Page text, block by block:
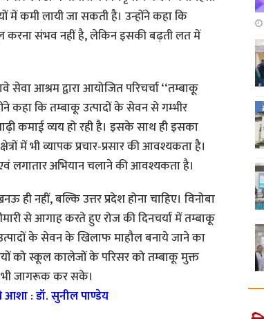
में कमी लायी जा सकती है। उन्होंने कहा कि
करना संभव नहीं है, लेकिन इसकी बढ़ती लत में
आश्रम द्वारा आयोजित परिचर्चा ‘‘तम्बाकू
कहा कि तम्बाकू उत्पादों के सेवन से गम्भीर
कमाई व्यय हो रही है। इसके साथ ही इसका
में भी व्यापक प्रचार-प्रसार की आवश्यकता है।
लगातार अभियान चलाने की आवश्यकता है।
ही नहीं, बल्कि उत्तर प्रदेश होना चाहिए। विनोबा
से आगाह करते हुए रोज की दिनचर्या में तम्बाकू
के सेवन के खिलाफ माहौल बनाये जाने का
को स्कूल कालेजों के परिसर को तम्बाकू मुक्त
भी जागरूक कर सके।
आशा : डॉ. सुनील पाण्डेय